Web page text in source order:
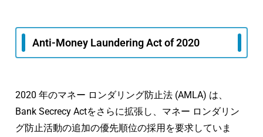
Anti-Money Laundering Act of 2020
2020 年のマネー ロンダリング防止法 (AMLA) は、
Bank Secrecy Actをさらに拡張し、マネー ロンダリン
グ防止活動の追加の優先順位の採用を要求していま